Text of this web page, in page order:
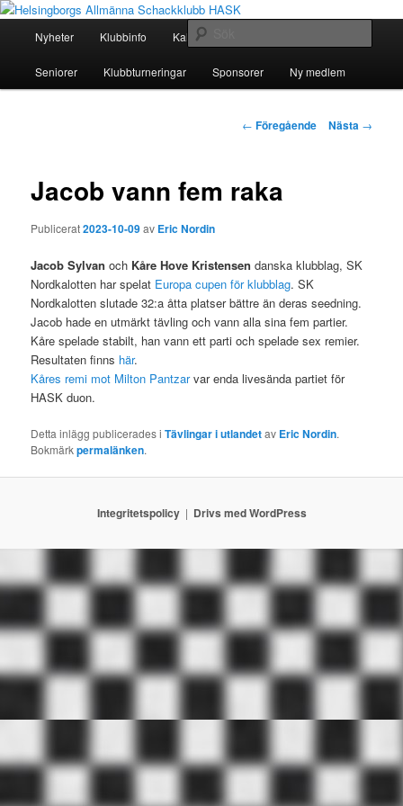
Hoppa
innehållHelsingborgs Allmänna
En schackklubb för alla!
Nyheter Klubbinfo Kalender
Seniorer Klubbturneringar Sponsorer Ny medlem
Inläggsnavigering
← Föregående Nästa →
Jacob vann fem raka
Publicerat2023-10-09av Eric Nordin
Jacob Sylvan och Kåre Hove Kristensen danska klubblag, SK
Nordkalotten har spelat Europa cupen för klubblag. SK
Nordkalotten slutade 32:a åtta platser bättre än deras seedning.
Jacob hade en utmärkt tävling och vann alla sina fem partier.
Kåre spelade stabilt, han vann ett parti och spelade sex remier.
Resultaten finns här.
Kåres remi mot Milton Pantzarvar enda livesända partiet för
HASK duon.
Detta inlägg publicerades iTävlingar i utlandetav Eric Nordin.
Bokmärkpermalänken.
Integritetspolicy Drivs med WordPress